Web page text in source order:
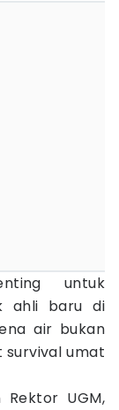
untuk
ahli baru di
air bukan
survival umat
UGM,